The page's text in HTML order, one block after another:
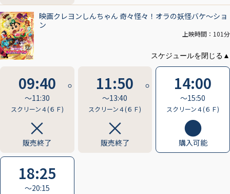
映画クレヨンしんちゃん 奇々怪々！オラの妖怪バケ～ショ
ン
上映時間：101分
09:40
〜11:30
スクリーン４(６Ｆ)
販売終了
11:50
〜13:40
スクリーン４(６Ｆ)
販売終了
14:00
〜15:50
スクリーン４(６Ｆ)
購入可能
18:25
〜20:15